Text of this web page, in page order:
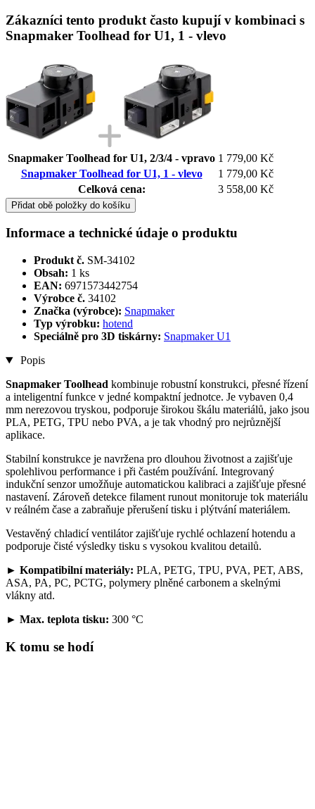
Zákazníci tento produkt často kupují v kombinaci s
Snapmaker Toolhead for U1, 1 - vlevo
Snapmaker Toolhead for U1, 2/3/4 - vpravo 1 779,00 Kč
Snapmaker Toolhead for U1, 1 - vlevo
1 779,00 Kč
Celková cena:
3 558,00 Kč
Přidat obě položky do košíku
Informace a technické údaje o produktu
Produkt č. SM-34102
Obsah: 1 ks
EAN: 6971573442754
Výrobce č. 34102
Značka (výrobce): Snapmaker
Typ výrobku: hotend
Speciálně pro 3D tiskárny: Snapmaker U1
Popis
Snapmaker Toolhead kombinuje robustní konstrukci, přesné řízení
a inteligentní funkce v jedné kompaktní jednotce. Je vybaven 0,4
mm nerezovou tryskou, podporuje širokou škálu materiálů, jako jsou
PLA, PETG, TPU nebo PVA, a je tak vhodný pro nejrůznější
aplikace.
Stabilní konstrukce je navržena pro dlouhou životnost a zajišťuje
spolehlivou performance i při častém používání. Integrovaný
indukční senzor umožňuje automatickou kalibraci a zajišťuje přesné
nastavení. Zároveň detekce filament runout monitoruje tok materiálu
v reálném čase a zabraňuje přerušení tisku i plýtvání materiálem.
Vestavěný chladicí ventilátor zajišťuje rychlé ochlazení hotendu a
podporuje čisté výsledky tisku s vysokou kvalitou detailů.
► Kompatibilní materiály: PLA, PETG, TPU, PVA, PET, ABS,
ASA, PA, PC, PCTG, polymery plněné carbonem a skelnými
vlákny atd.
► Max. teplota tisku: 300 °C
K tomu se hodí